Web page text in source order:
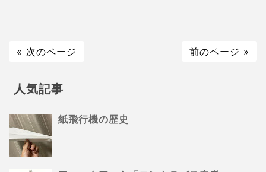
« 次のページ 前のページ »
人気記事
紙飛行機の歴史